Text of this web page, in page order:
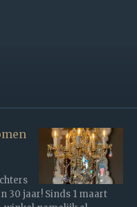
30 jaar! Sinds 1 maart